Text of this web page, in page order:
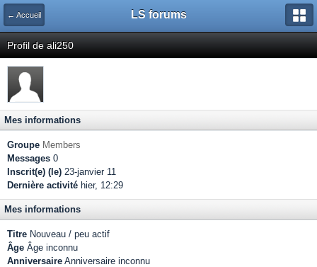
← Accueil LS forums
Profil de ali250
Mes informations
Groupe Members
Messages 0
Inscrit(e) (le) 23-janvier 11
Dernière activité hier, 12:29
Mes informations
Titre Nouveau / peu actif
Âge Âge inconnu
Anniversaire Anniversaire inconnu